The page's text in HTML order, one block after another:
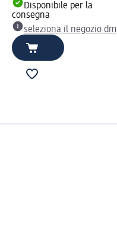
Disponibile per la
consegna
seleziona il negozio dm